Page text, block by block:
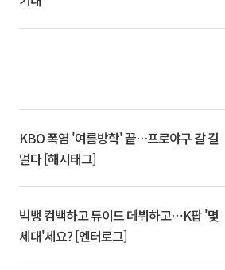
KBO 폭염 '여름방학' 끝…프로야구 갈 길
멀다 [해시태그]
빅뱅 컴백하고 튜이드 데뷔하고⋯K팝 '몇
세대'세요? [엔터로그]